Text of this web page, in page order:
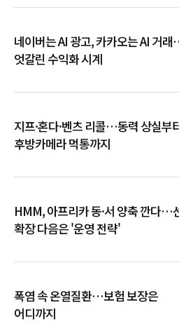
네이버는 AI 광고, 카카오는 AI 거
엇갈린 수익화 시계
지프·혼다·벤츠 리콜…동력 상실부
후방카메라 먹통까지
HMM, 아프리카 동·서 양축 깐다…
확장 다음은 '운영 전략'
폭염 속 온열질환…보험 보장은
어디까지